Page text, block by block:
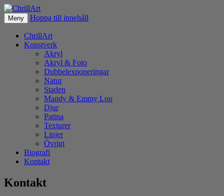
ChrillArt
Fotografier & akryl av Christer Lövgren
Meny Hoppa till innehåll
ChrillArt
Konstverk
Akryl
Akryl & Foto
Dubbelexponeringar
Natur
Staden
Mandy & Emmy Lou
Djur
Patina
Texturer
Linjer
Övrigt
Biografi
Kontakt
Kontakt